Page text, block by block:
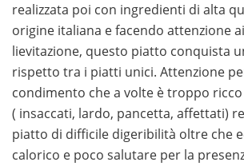
realizzata poi con ingredienti di alta
origine italiana e facendo attenzione
lievitazione, questo piatto conquista
rispetto tra i piatti unici. Attenzione
condimento che a volte è troppo
( insaccati, lardo, pancetta, affettati)
piatto di difficile digeribilità oltre che
calorico e poco salutare per la